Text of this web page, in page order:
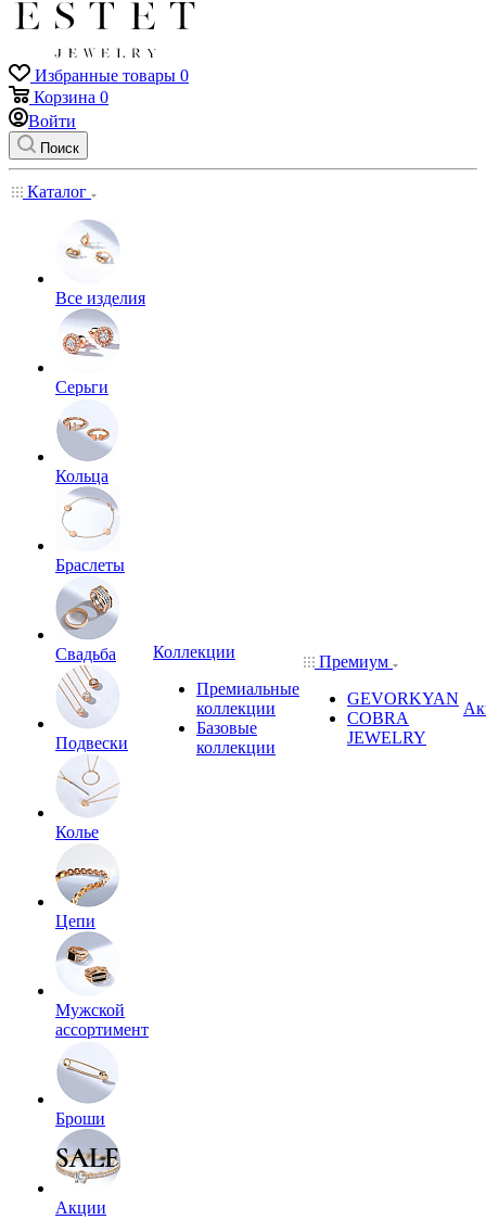
Избранные товары 0
Корзина 0
Войти
Поиск
Каталог
Все изделия
Серьги
Кольца
Браслеты
Свадьба
Подвески
Колье
Цепи
Мужской
ассортимент
Броши
Акции
Коллекции
Премиальные
коллекции
Базовые
коллекции
Премиум
GEVORKYAN
COBRA
JEWELRY